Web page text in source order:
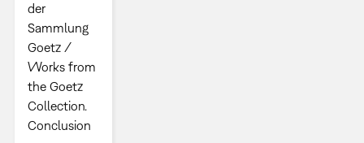
der
Sammlung
Goetz /
Works from
the Goetz
Collection.
Conclusion